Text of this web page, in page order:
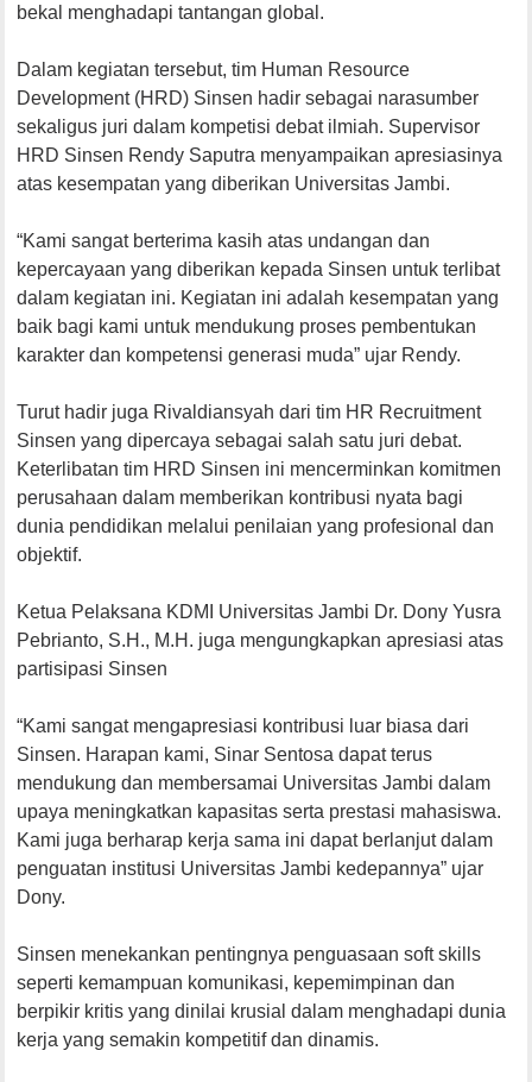
bekal menghadapi tantangan global.
Dalam kegiatan tersebut, tim Human Resource
Development (HRD) Sinsen hadir sebagai narasumber
sekaligus juri dalam kompetisi debat ilmiah. Supervisor
HRD Sinsen Rendy Saputra menyampaikan apresiasinya
atas kesempatan yang diberikan Universitas Jambi.
“Kami sangat berterima kasih atas undangan dan
kepercayaan yang diberikan kepada Sinsen untuk terlibat
dalam kegiatan ini. Kegiatan ini adalah kesempatan yang
baik bagi kami untuk mendukung proses pembentukan
karakter dan kompetensi generasi muda” ujar Rendy.
Turut hadir juga Rivaldiansyah dari tim HR Recruitment
Sinsen yang dipercaya sebagai salah satu juri debat.
Keterlibatan tim HRD Sinsen ini mencerminkan komitmen
perusahaan dalam memberikan kontribusi nyata bagi
dunia pendidikan melalui penilaian yang profesional dan
objektif.
Ketua Pelaksana KDMI Universitas Jambi Dr. Dony Yusra
Pebrianto, S.H., M.H. juga mengungkapkan apresiasi atas
partisipasi Sinsen
“Kami sangat mengapresiasi kontribusi luar biasa dari
Sinsen. Harapan kami, Sinar Sentosa dapat terus
mendukung dan membersamai Universitas Jambi dalam
upaya meningkatkan kapasitas serta prestasi mahasiswa.
Kami juga berharap kerja sama ini dapat berlanjut dalam
penguatan institusi Universitas Jambi kedepannya” ujar
Dony.
Sinsen menekankan pentingnya penguasaan soft skills
seperti kemampuan komunikasi, kepemimpinan dan
berpikir kritis yang dinilai krusial dalam menghadapi dunia
kerja yang semakin kompetitif dan dinamis.